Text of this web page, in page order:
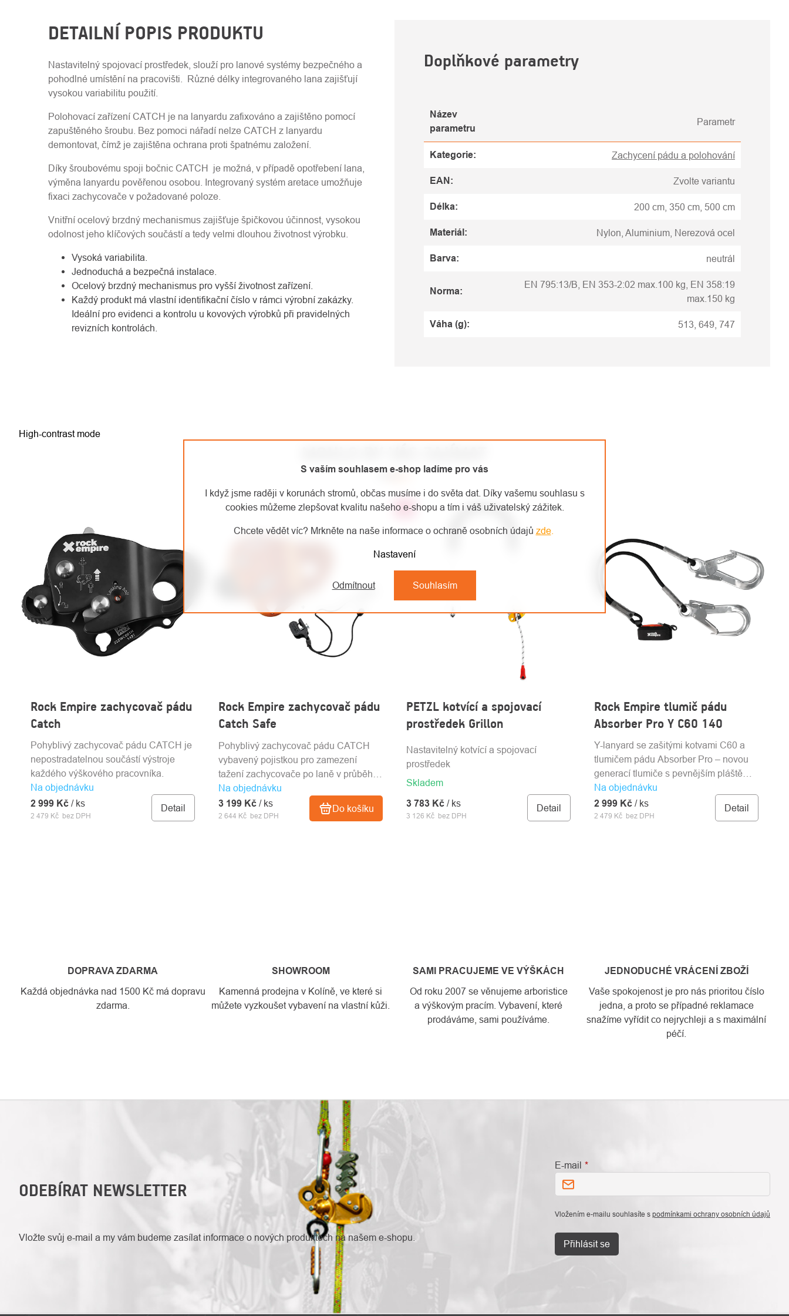
S vaším souhlasem e-shop ladíme pro vás
I když jsme raději v korunách stromů, občas musíme i do světa dat. Díky vašemu souhlasu s
cookies můžeme zlepšovat kvalitu našeho e-shopu a tím i váš uživatelský zážitek.
Chcete vědět víc? Mrkněte na naše informace o ochraně osobních údajů zde.
Nastavení
Odmítnout Souhlasím
DETAILNÍ POPIS PRODUKTU
Nastavitelný spojovací prostředek, slouží pro lanové systémy bezpečného a
pohodlné umístění na pracovišti. Různé délky integrovaného lana zajišťují
vysokou variabilitu použití.
Polohovací zařízení CATCH je na lanyardu zafixováno a zajištěno pomocí
zapuštěného šroubu. Bez pomoci nářadí nelze CATCH z lanyardu
demontovat, čímž je zajištěna ochrana proti špatnému založení.
Díky šroubovému spoji bočnic CATCH je možná, v případě opotřebení lana,
výměna lanyardu pověřenou osobou. Integrovaný systém aretace umožňuje
fixaci zachycovače v požadované poloze.
Vnitřní ocelový brzdný mechanismus zajišťuje špičkovou účinnost, vysokou
odolnost jeho klíčových součástí a tedy velmi dlouhou životnost výrobku.
Vysoká variabilita.
Jednoduchá a bezpečná instalace.
Ocelový brzdný mechanismus pro vyšší životnost zařízení.
Každý produkt má vlastní identifikační číslo v rámci výrobní zakázky.
Ideální pro evidenci a kontrolu u kovových výrobků při pravidelných
revizních kontrolách.
Doplňkové parametry
Název
parametru
Parametr
Kategorie: Zachycení pádu a polohování
EAN: Zvolte variantu
Délka: 200 cm, 350 cm, 500 cm
Materiál: Nylon, Aluminium, Nerezová ocel
Barva: neutrál
Norma:
EN 795:13/B, EN 353-2:02 max.100 kg, EN 358:19
max.150 kg
Váha (g): 513, 649, 747
High-contrast mode
Rock Empire zachycovač pádu
Catch
Na objednávku
2 479 Kč bez DPH
2 999 Kč / ks Detail
Pohyblivý zachycovač pádu CATCH je
nepostradatelnou součástí výstroje
každého výškového pracovníka.
Rock Empire zachycovač pádu
Catch Safe
Na objednávku
2 644 Kč bez DPH
3 199 Kč / ks Do košíku
Pohyblivý zachycovač pádu CATCH
vybavený pojistkou pro zamezení
tažení zachycovače po laně v průběhu
pádu.
Top
PETZL kotvící a spojovací
prostředek Grillon
Skladem
3 126 Kč bez DPH
3 783 Kč / ks Detail
Nastavitelný kotvící a spojovací
prostředek
Rock Empire tlumič pádu
Absorber Pro Y C60 140
Na objednávku
2 479 Kč bez DPH
2 999 Kč / ks Detail
Y-lanyard se zašitými kotvami C60 a
tlumičem pádu Absorber Pro – novou
generací tlumiče s pevnějším pláštěm a
kompaktnějším, lehčím provedením.
DOPRAVA ZDARMA
Každá objednávka nad 1500 Kč má dopravu
zdarma.
SHOWROOM
Kamenná prodejna v Kolíně, ve které si
můžete vyzkoušet vybavení na vlastní kůži.
SAMI PRACUJEME VE VÝŠKÁCH
Od roku 2007 se věnujeme arboristice
a výškovým pracím. Vybavení, které
prodáváme, sami používáme.
JEDNODUCHÉ VRÁCENÍ ZBOŽÍ
Vaše spokojenost je pro nás prioritou číslo
jedna, a proto se případné reklamace
snažíme vyřídit co nejrychleji a s maximální
péčí.
ODEBÍRAT NEWSLETTER
Vložte svůj e-mail a my vám budeme zasílat informace o nových produktech na našem e-shopu.
E-mail
Vložením e-mailu souhlasíte s podmínkami ochrany osobních údajů
Přihlásit se